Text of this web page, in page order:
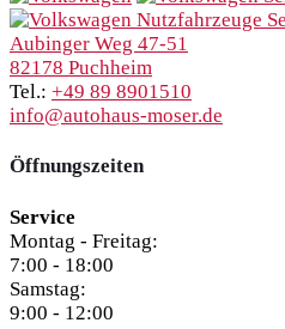
Aubinger Weg 47-51
82178 Puchheim
Tel.: +49 89 8901510
info@autohaus-moser.de
Öffnungszeiten
Service
Montag - Freitag:
7:00 - 18:00
Samstag:
9:00 - 12:00